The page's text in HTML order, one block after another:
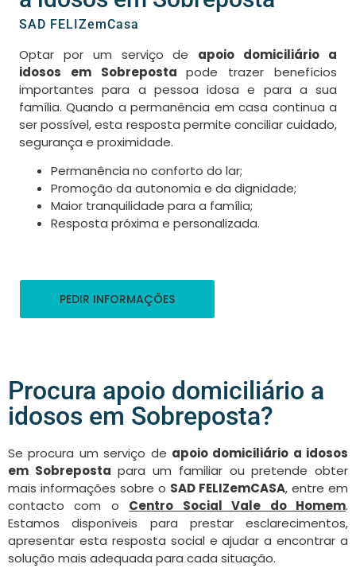
SAD FELIZemCasa
Optar por um serviço de apoio domiciliário a
idosos em Sobrepostapode trazer benefícios
importantes para a pessoa idosa e para a sua
família. Quando a permanência em casa continua a
ser possível, esta resposta permite conciliar cuidado,
segurança e proximidade.
Permanência no conforto do lar;
Promoção da autonomia e da dignidade;
Maior tranquilidade para a família;
Resposta próxima e personalizada.
PEDIR INFORMAÇÕES
Procura apoio domiciliário a
idosos em Sobreposta?
Se procura um serviço de apoio domiciliário a idosos
em Sobreposta para um familiar ou pretende obter
mais informações sobre o SAD FELIZemCASA, entre em
contacto com o Centro Social Vale do Homem.
Estamos disponíveis para prestar esclarecimentos,
apresentar esta resposta social e ajudar a encontrar a
solução mais adequada para cada situação.